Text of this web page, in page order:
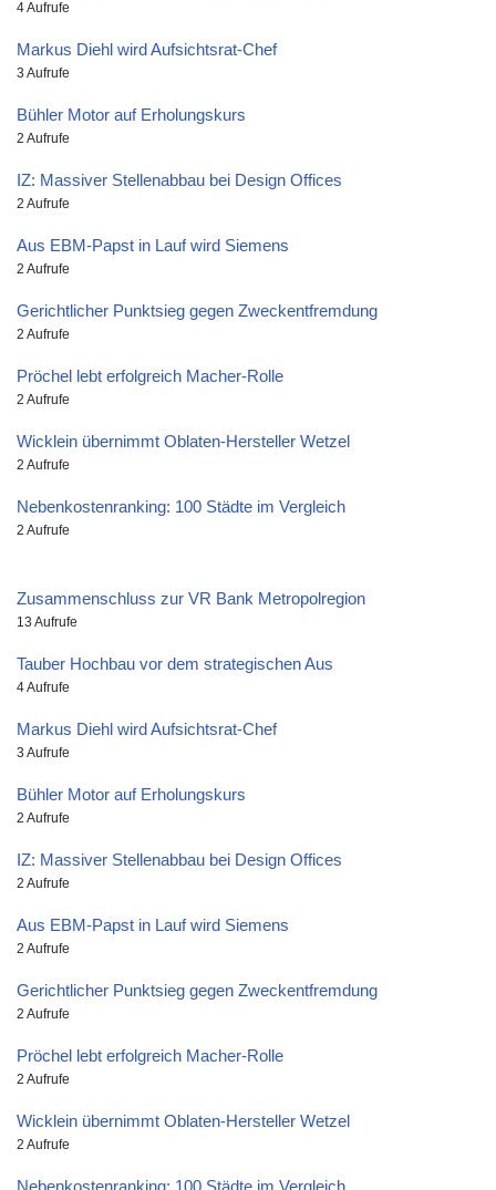
4 Aufrufe
Markus Diehl wird Aufsichtsrat-Chef
3 Aufrufe
Bühler Motor auf Erholungskurs
2 Aufrufe
IZ: Massiver Stellenabbau bei Design Offices
2 Aufrufe
Aus EBM-Papst in Lauf wird Siemens
2 Aufrufe
Gerichtlicher Punktsieg gegen Zweckentfremdung
2 Aufrufe
Pröchel lebt erfolgreich Macher-Rolle
2 Aufrufe
Wicklein übernimmt Oblaten-Hersteller Wetzel
2 Aufrufe
Nebenkostenranking: 100 Städte im Vergleich
2 Aufrufe
Zusammenschluss zur VR Bank Metropolregion
13 Aufrufe
Tauber Hochbau vor dem strategischen Aus
4 Aufrufe
Markus Diehl wird Aufsichtsrat-Chef
3 Aufrufe
Bühler Motor auf Erholungskurs
2 Aufrufe
IZ: Massiver Stellenabbau bei Design Offices
2 Aufrufe
Aus EBM-Papst in Lauf wird Siemens
2 Aufrufe
Gerichtlicher Punktsieg gegen Zweckentfremdung
2 Aufrufe
Pröchel lebt erfolgreich Macher-Rolle
2 Aufrufe
Wicklein übernimmt Oblaten-Hersteller Wetzel
2 Aufrufe